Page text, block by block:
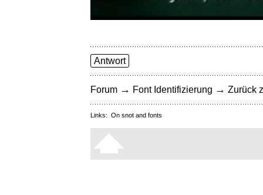
Antwort
Forum → Font Identifizierung → Zurück
Links: On snot and fonts